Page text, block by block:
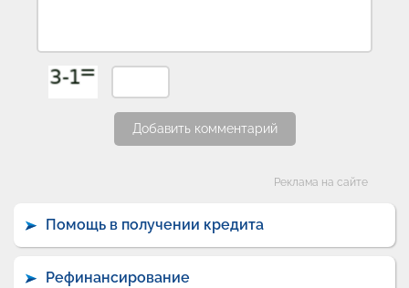
Добавить комментарий
Реклама на сайте
Помощь в получении кредита
Рефинансирование